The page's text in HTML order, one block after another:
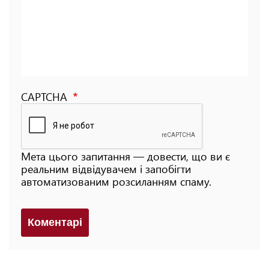
CAPTCHA
Мета цього запитання — довести, що ви є
реальним відвідувачем і запобігти
автоматизованим розсиланням спаму.
Коментарi